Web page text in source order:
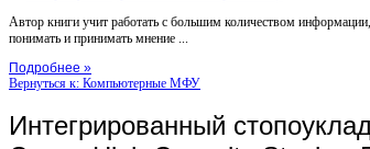
Автор книги учит работать с большим количеством информации,
понимать и принимать мнение ...
Подробнее »
Вернуться к: Компьютерные МФУ
Интегрированный